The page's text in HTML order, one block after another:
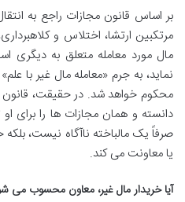
بر اساس قانون مجازات راجع به
مرتکبین ارتشا، اختلاس و
مال مورد معامله متعلق به دیگری
نماید، به جرم «معامله مال غیر با
محکوم خواهد شد. در حقیقت، قانون
دانسته و همان مجازات ها را برای
صرفاً یک مالباخته ناآگاه نیست،
یا معاونت می کند.
آیا خریدار مال غیر، معاون محسوب می